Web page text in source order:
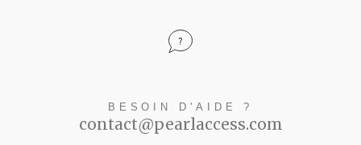
BESOIN D'AIDE ?
contact@pearlaccess.com